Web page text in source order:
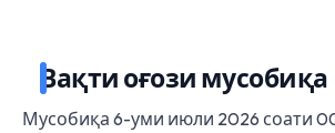
Вақти оғози мусобиқа
Мусобиқа 6-уми июли 2026 соати